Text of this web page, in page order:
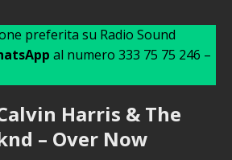
preferita su Radio Sound
al numero 333 75 75 246 –
Harris & The
– Over Now